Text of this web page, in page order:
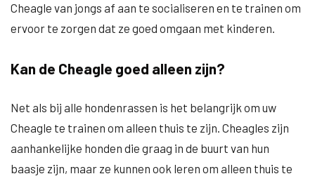
Cheagle van jongs af aan te socialiseren en te trainen om
ervoor te zorgen dat ze goed omgaan met kinderen.
Kan de Cheagle goed alleen zijn?
Net als bij alle hondenrassen is het belangrijk om uw
Cheagle te trainen om alleen thuis te zijn. Cheagles zijn
aanhankelijke honden die graag in de buurt van hun
baasje zijn, maar ze kunnen ook leren om alleen thuis te